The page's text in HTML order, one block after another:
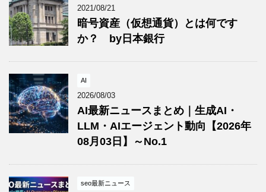
2021/08/21
暗号資産（仮想通貨）とは何です
か？ by日本銀行
AI
2026/08/03
AI最新ニュースまとめ｜生成AI・
LLM・AIエージェント動向【2026年
08月03日】～No.1
seo最新ニュース